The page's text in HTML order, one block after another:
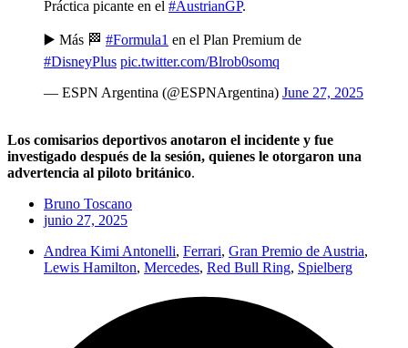
Práctica picante en el #AustrianGP.
▶️ Más 🏁 #Formula1 en el Plan Premium de
#DisneyPlus pic.twitter.com/Blrob0somq
— ESPN Argentina (@ESPNArgentina) June 27, 2025
Los comisarios deportivos anotaron el incidente y fue
investigado después de la sesión, quienes le otorgaron una
advertencia al piloto británico.
Bruno Toscano
junio 27, 2025
Andrea Kimi Antonelli, Ferrari, Gran Premio de Austria,
Lewis Hamilton, Mercedes, Red Bull Ring, Spielberg